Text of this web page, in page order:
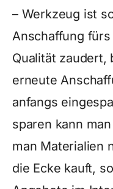
– Werkzeug ist
Anschaffung
Qualität zaudert,
erneute
anfangs
sparen kann
man Materialien
die Ecke kauft,